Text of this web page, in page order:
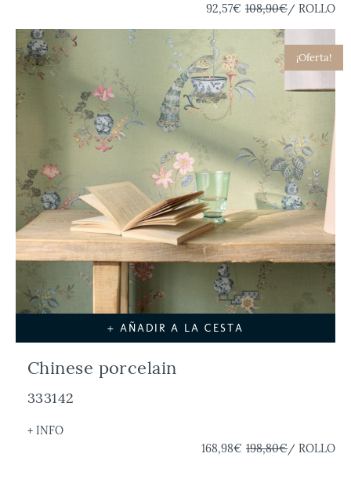
92,57€ 108,90€/ ROLLO
¡Oferta!
+ AÑADIR A LA CESTA
Chinese porcelain
333142
+ INFO
168,98€ 198,80€/ ROLLO